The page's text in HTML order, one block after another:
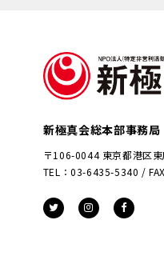
新極真会総本部事務局
〒106-0044 東京都港区
TEL：03-6435-5340 /